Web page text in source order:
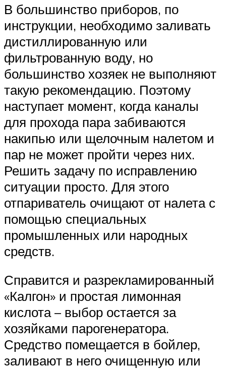
В большинство приборов, по
инструкции, необходимо заливать
дистиллированную или
фильтрованную воду, но
большинство хозяек не выполняют
такую рекомендацию. Поэтому
наступает момент, когда каналы
для прохода пара забиваются
накипью или щелочным налетом и
пар не может пройти через них.
Решить задачу по исправлению
ситуации просто. Для этого
отпариватель очищают от налета с
помощью специальных
промышленных или народных
средств.
Справится и разрекламированный
«Калгон» и простая лимонная
кислота – выбор остается за
хозяйками парогенератора.
Средство помещается в бойлер,
заливают в него очищенную или